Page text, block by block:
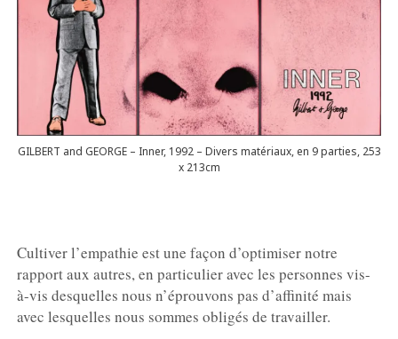
GILBERT and GEORGE – Inner, 1992 – Divers matériaux, en 9 parties, 253
x 213cm
Cultiver l’empathie est une façon d’optimiser notre
rapport aux autres, en particulier avec les personnes vis-
à-vis desquelles nous n’éprouvons pas d’affinité mais
avec lesquelles nous sommes obligés de travailler.